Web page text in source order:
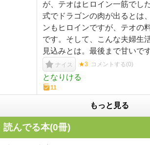
が、テオはヒロイン一筋でし
式でドラゴンの肉が出るとは
ンもヒロインですが、テオの
です。そして、こんな夫婦生
見込みとは。最後まで甘いで
ナイス ★3 コメントする(0)
となりける
11
もっと見る
読んでる本(0冊)